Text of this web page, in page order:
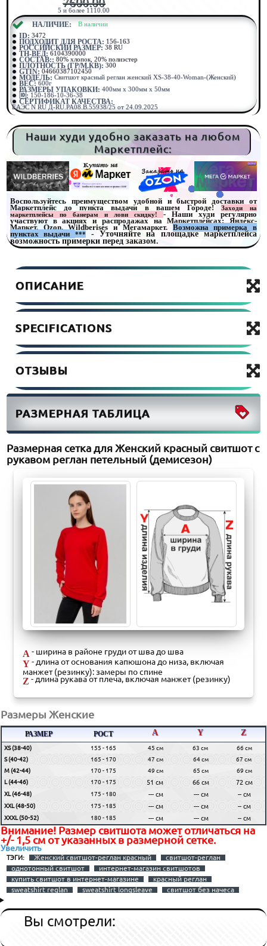
5 и более 1110.00
⠀НАЛИЧИЕ: ⠀В наличии
ID: 3472
ПОДХОДИТ ДЛЯ РОСТА: 156-163
РОССИЙСКИЙ РАЗМЕР: 38 RU
ТН-ВЕД: 6104390000
СОСТАВ:: 80% хлопок, 20% полиэстер
ПЛОТНОСТЬ (ГР/М.КВ): 300
GTIN: 04660387102450
МОДЕЛЬ: Свитшот красный реглан женский XS-38-40-Woman-(Женский)
ВЕС: 600г
РАЗМЕРЫ УПАКОВКИ: 400мм x 300мм x 50мм
🆔: 150-186-10-36-38
СЕРТИФИКАТ КАЧЕСТВА:
ЕАЭС N RU Д-RU.РА08.В.55938/25 от 24.09.2025
Наши худи удобно заказать на любом
Маркетплейс:
Воспользуйтесь преимуществом удобной и быстрой доставки от
Маркетплейс до пункта выдачи в вашем Городе!
Заходи на
маркетплейсы по банерам и лови скидку! - Наши худи регулярно
участвуют в акциях и распродажах на Маркетплейсах: Яндекс-
Маркет, Ozon, Wildberises и Мегамаркет. Возможна примерка в
пунктах выдачи ***
- Уточняйте на площадке маркетплейса
возможность примерки перед заказом.
ОПИСАНИЕ
SPECIFICATIONS
ОТЗЫВЫ
РАЗМЕРНАЯ ТАБЛИЦА
Размерная сетка для Женский красный свитшот с
рукавом реглан петельный (демисезон)
A - ширина в районе груди от шва до шва
Y- длина от основания капюшона до низа, включая
манжет (резинку): замеры по спине
Z - длина рукава от плеча, включая манжет (резинку)
Размеры Женские
РАЗМЕР РОСТ A Y Z
XS (38-40) 155 - 165 45 см 63 см
66 см
S (40-42)
165 - 170 47 см 64 см
67 см
M (42-44)
170 - 175 49 см 65 см
69 см
L (44-46)
170 - 175 51 см 66 см 72 см
XL (46-48) 175 - 180 --- см --- см -- см
XXL (48-50) 175 - 185 --- см --- см -- см
XXXL (50-52) 180 - 185 --- см --- см -- см
Внимание! Размер свитшота может отличаться на
+/- 1,5 см от указанных в размерной сетке.
Увеличить
ТЭГИ: Женский свитшот-реглан красный
свитшот-реглан
однотонный свитшот
интернет-магазин свитшотов
купить свитшот в интернет-магазине
красный реглан
sweatshirt reglan
sweatshirt longsleave свитшот без начеса
Вы смотрели: